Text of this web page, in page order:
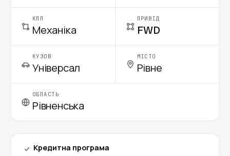
КПП
Механіка
ПРИВІД
FWD
КУЗОВ
Універсал
МІСТО
Рівне
ОБЛАСТЬ
Рівненська
Кредитна програма